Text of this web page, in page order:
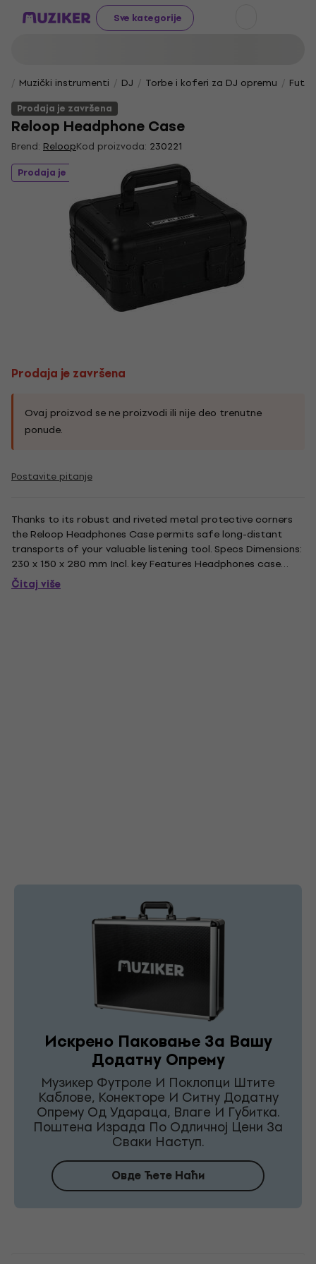
Sve kategorije
Muzički instrumenti DJ Torbe i koferi za DJ opremu
Prodaja je završena
Reloop Headphone Case
Brend: ReloopKod proizvoda: 230221
Prodaja je završena
Prodaja je završena
Ovaj proizvod se ne proizvodi ili nije deo trenutne
ponude.
Postavite pitanje
Thanks to its robust and riveted metal protective corners
the Reloop Headphones Case permits safe long-distant
transports of your valuable listening tool. Specs Dimensions:
230 x 150 x 280 mm Incl. key Features Headphones case
Extremely robust construction made of aluminium-coated
wood Suitable for all current DJ headphones Lockable,
Čitaj više
Искрено Паковање За Вашу
Додатну Опрему
Музикер Футроле И Поклопци Штите
Каблове, Конекторе И Ситну Додатну
Опрему Од Удараца, Влаге И Губитка.
Поштена Израда По Одличној Цени За
Сваки Наступ.
Овде Ћете Наћи